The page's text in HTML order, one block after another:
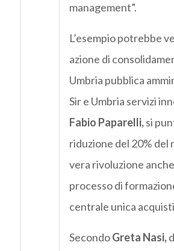
management”.
L’esempio potrebbe
azione di
Umbria pubblica
Sir e Umbria servizi
Fabio Paparelli,si
riduzione del 20% del
vera rivoluzione
processo di
centrale unica
SecondoGreta Nasi,